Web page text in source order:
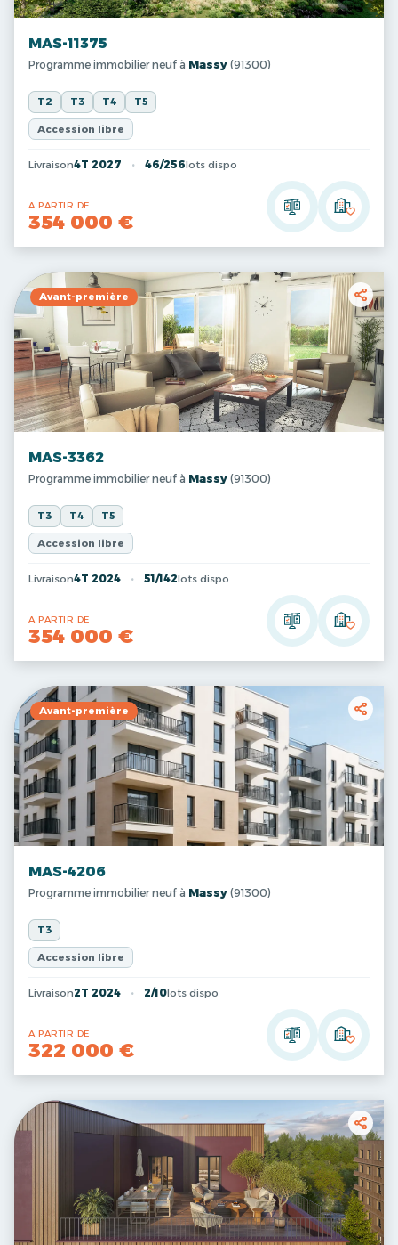
MAS-11375
Programme immobilier neuf à Massy (91300)
T2 T3 T4 T5
Accession libre
Livraison4T 2027 46/256lots dispo
A PARTIR DE
354 000 €
Avant-première
MAS-3362
Programme immobilier neuf à Massy (91300)
T3 T4 T5
Accession libre
Livraison4T 2024 51/142lots dispo
A PARTIR DE
354 000 €
Avant-première
MAS-4206
Programme immobilier neuf à Massy (91300)
T3
Accession libre
Livraison2T 2024 2/10lots dispo
A PARTIR DE
322 000 €